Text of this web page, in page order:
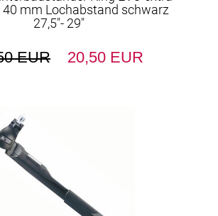
40 mm Lochabstand schwarz
27,5"- 29"
EUR 20,50 EUR